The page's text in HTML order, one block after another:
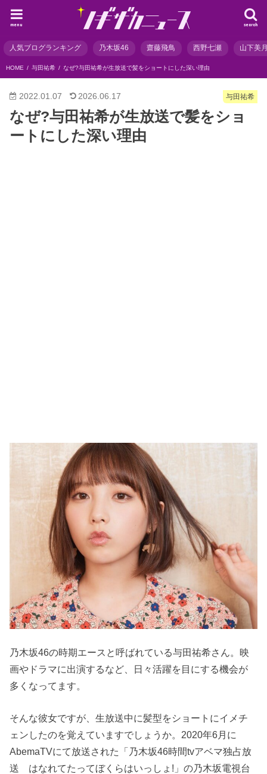
search
menu
人気ブログランキング 乃木坂46 齋藤飛鳥 西野七瀬 山下美
HOME 与田祐希 なぜ?与田祐希が生放送で髪をショートにした深い理由
与田祐希
2022.01.07 2026.06.17
なぜ?与田祐希が生放送で髪をショ
ートにした深い理由
乃木坂46の時期エースと呼ばれている与田祐希さん。映
画やドラマに出演するなど、日々活躍を目にする機会が
多くなってます。
そんな彼女ですが、生放送中に髪型をショートにイメチ
ェンしたのを覚えていますでしょうか。2020年6月に
AbemaTVにて放送された「乃木坂46時間tvアベマ独占放
送 はなれてたってぼくらはいっしょ!」の乃木坂電視台